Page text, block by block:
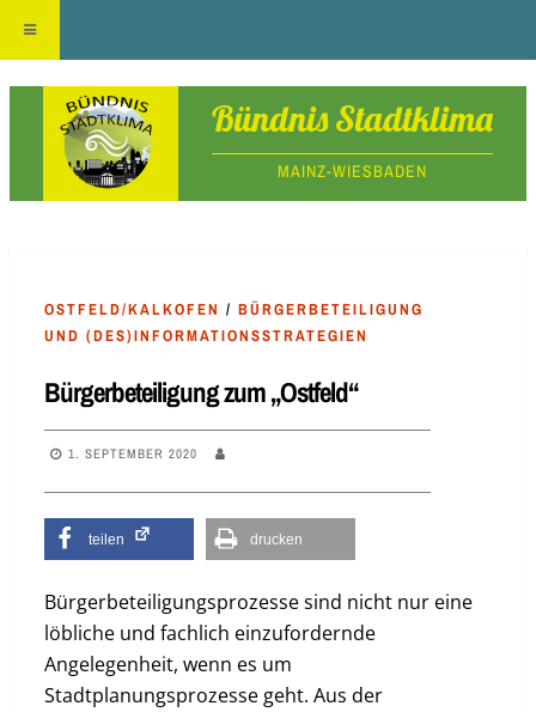
Bündnis Stadtklima
MAINZ-WIESBADEN
OSTFELD/KALKOFEN / BÜRGERBETEILIGUNG
UND (DES)INFORMATIONSSTRATEGIEN
Bürgerbeteiligung zum „Ostfeld“
1. SEPTEMBER 2020
teilen drucken
Bürgerbeteiligungsprozesse sind nicht nur eine
löbliche und fachlich einzufordernde
Angelegenheit, wenn es um
Stadtplanungsprozesse geht. Aus der